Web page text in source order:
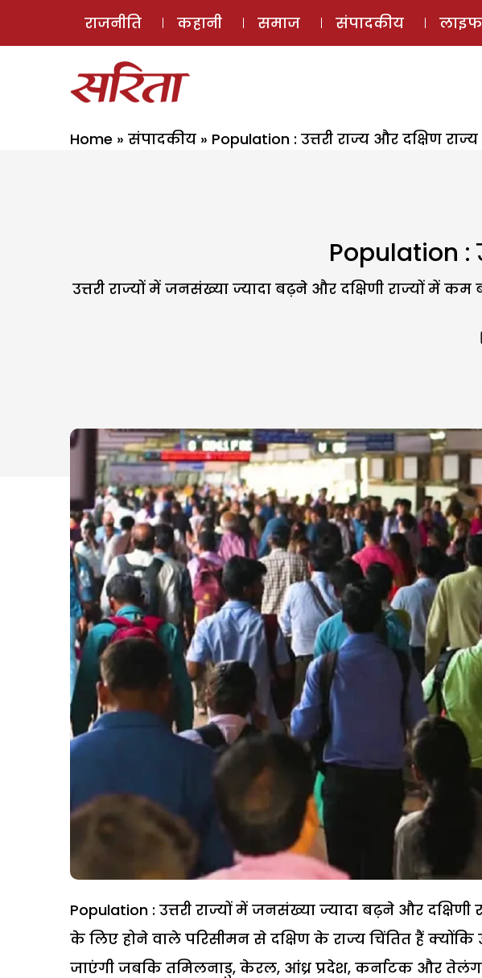
राजनीति कहानी समाज संपादकीय
Home » संपादकीय » Population : उत्तरी राज्य और दक्षिण राज्य
Population :
उत्तरी राज्यों में जनसंख्या ज्यादा बढ़ने और दक्षिणी राज्यों में
Population : उत्तरी राज्यों में जनसंख्या ज्यादा बढ़ने और
के लिए होने वाले परिसीमन से दक्षिण के राज्य चिंतित हैं क्योंकि
जाएंगी जबकि तमिलनाडु, केरल, आंध्र प्रदेश, कर्नाटक और